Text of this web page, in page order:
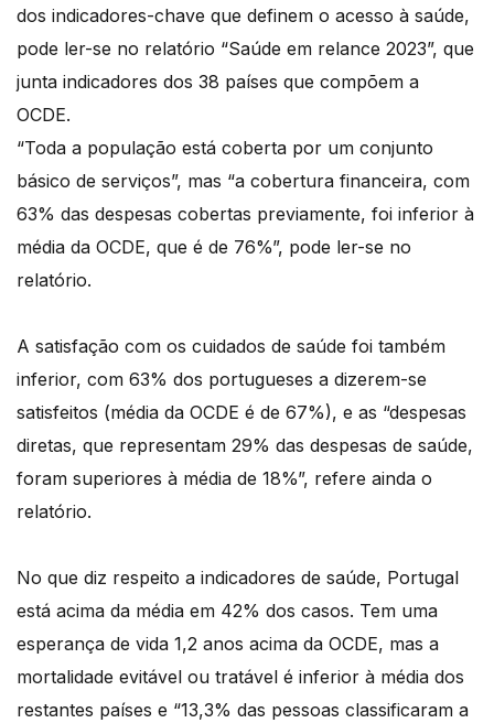
dos indicadores-chave que definem o acesso à saúde,
pode ler-se no relatório “Saúde em relance 2023”, que
junta indicadores dos 38 países que compõem a
OCDE.
“Toda a população está coberta por um conjunto
básico de serviços”, mas “a cobertura financeira, com
63% das despesas cobertas previamente, foi inferior à
média da OCDE, que é de 76%”, pode ler-se no
relatório.
A satisfação com os cuidados de saúde foi também
inferior, com 63% dos portugueses a dizerem-se
satisfeitos (média da OCDE é de 67%), e as “despesas
diretas, que representam 29% das despesas de saúde,
foram superiores à média de 18%”, refere ainda o
relatório.
No que diz respeito a indicadores de saúde, Portugal
está acima da média em 42% dos casos. Tem uma
esperança de vida 1,2 anos acima da OCDE, mas a
mortalidade evitável ou tratável é inferior à média dos
restantes países e “13,3% das pessoas classificaram a